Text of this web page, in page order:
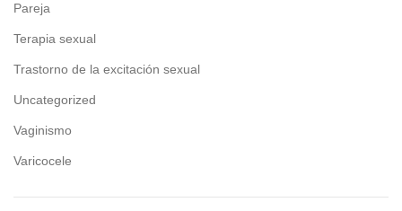
Pareja
Terapia sexual
Trastorno de la excitación sexual
Uncategorized
Vaginismo
Varicocele